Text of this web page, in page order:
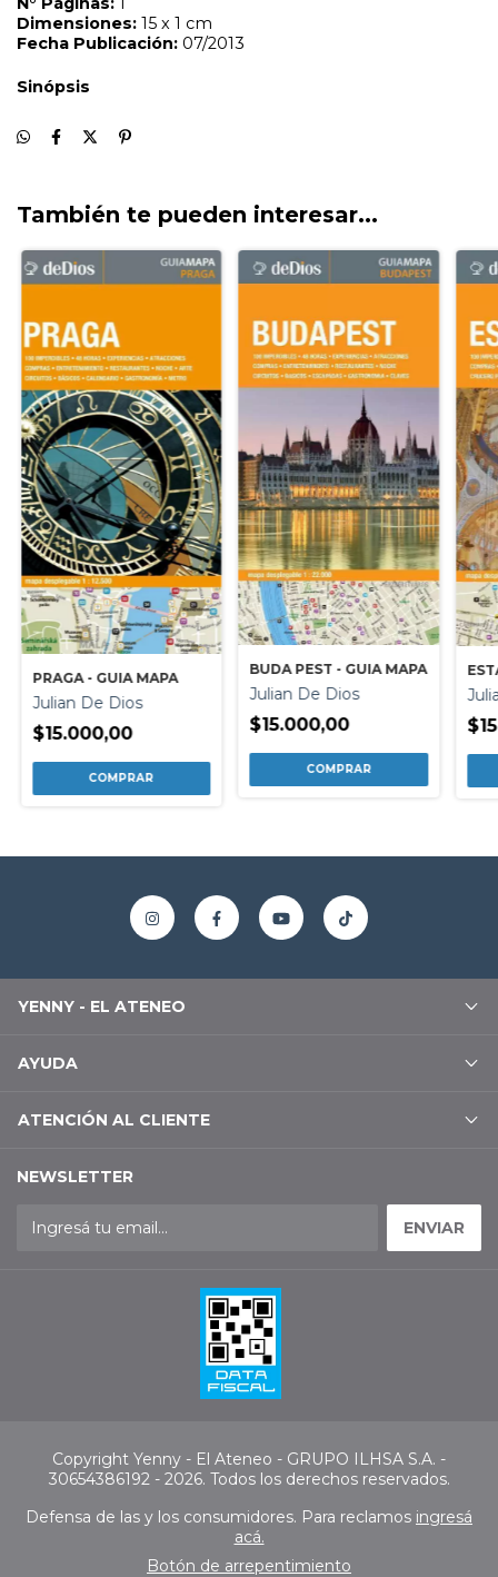
También te pueden interesar...
PRAGA - GUIA MAPA
Julian De Dios
$15.000,00
BUDA PEST - GUIA MAPA
Julian De Dios
$15.000,00
YENNY - EL ATENEO
AYUDA
ATENCIÓN AL CLIENTE
NEWSLETTER
Copyright Yenny - El Ateneo - GRUPO ILHSA S.A. -
30654386192 - 2026. Todos los derechos reservados.
Defensa de las y los consumidores. Para reclamos ingresá
acá.
Botón de arrepentimiento